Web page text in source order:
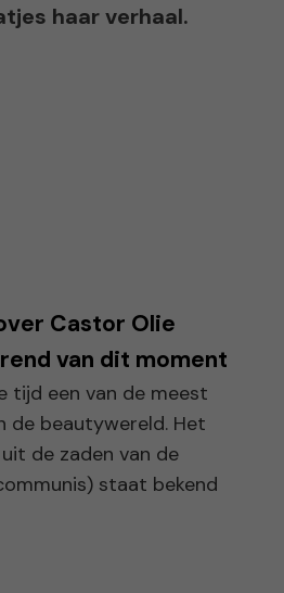
haar verhaal.
Castor Olie
van dit moment
tijd een van de meest
de beautywereld. Het
de zaden van de
staat bekend